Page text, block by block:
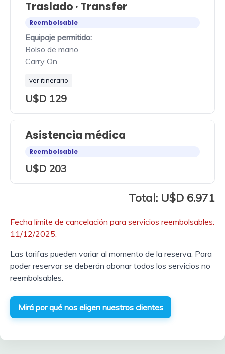
Traslado · Transfer
Reembolsable
Equipaje permitido:
Bolso de mano
Carry On
ver itinerario
U$D 129
Asistencia médica
Reembolsable
U$D 203
Total: U$D 6.971
Fecha límite de cancelación para servicios reembolsables:
11/12/2025.
Las tarifas pueden variar al momento de la reserva. Para
poder reservar se deberán abonar todos los servicios no
reembolsables.
Mirá por qué nos eligen nuestros clientes